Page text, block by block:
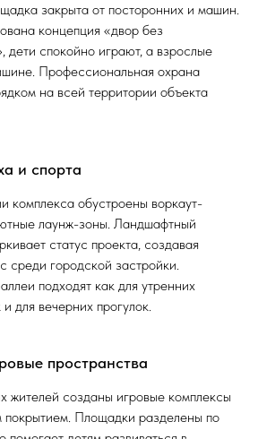
закрыта от посторонних и машин.
концепция «двор без
дети спокойно играют, а взрослые
Профессиональная охрана
на всей территории объекта
и спорта
комплекса обустроены воркаут-
лаунж-зоны. Ландшафтный
статус проекта, создавая
среди городской застройки.
подходят как для утренних
для вечерних прогулок.
пространства
жителей созданы игровые комплексы
покрытием. Площадки разделены по